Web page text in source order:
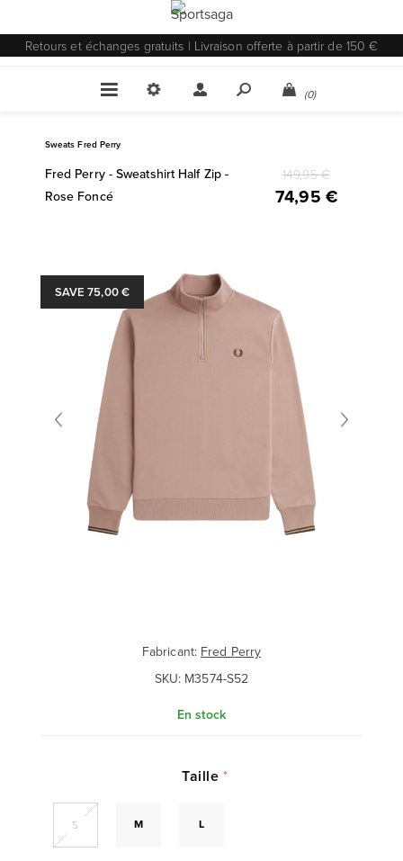
Retours et échanges gratuits | Livraison offerte à partir de 150 €
(0)
Sweats Fred Perry
Fred Perry - Sweatshirt Half Zip -
Rose Foncé
149,95 €
74,95 €
SAVE 75,00 €
Fabricant: Fred Perry
SKU: M3574-S52
En stock
Taille *
S M L